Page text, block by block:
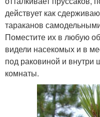
действует как
тараканов
Поместите их в любую
видели насекомых и в
под раковиной и внутри
комнаты.